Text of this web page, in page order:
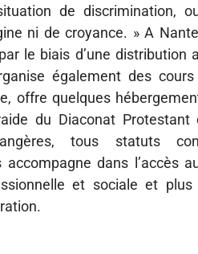
de discrimination,
ni de croyance. » A
le biais d’une distribution
également des
offre quelques
du Diaconat
tous statuts
accompagne dans l’accès
et sociale et